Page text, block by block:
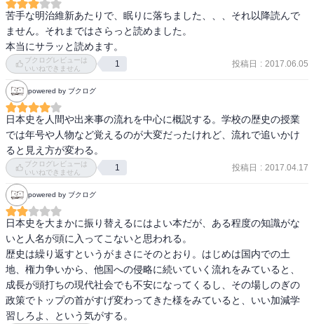
自分が学生時代に習った歴史と、今の学生が習っている歴史には違
いがある。
例えば、「仁徳天皇陵」と習った古墳は、今は「大仙陵古墳(伝仁徳
天皇陵)」だったりする。(P33)
また、幕府が開かれたとする年も変わっていて、現在は諸説あるみ
たい。
鎌倉幕府 - Wikipedia
室町幕府 - Wikipedia
江戸幕府 - Wikipedia
本書では、幕府が開かれた年代は明記されておらず、源頼朝、徳川
家康が征夷大将軍に任ぜられた年が書かれているのみ。足利尊氏は
年すら書かれていない。その辺、ちゃんと断りを入れてもらった方
がわかりやすいと思うけど。
苦手な明治維新あたりで、眠りに落ちました、、、それ以降読んで
ません。それまではさらっと読めました。
本当にサラッと読めます。
ブクログレビューは
いいねできません
1 投稿日 : 2017.06.05
powered by ブクログ
日本史を人間や出来事の流れを中心に概説する。学校の歴史の授業
では年号や人物など覚えるのが大変だったけれど、流れで追いかけ
ると見え方が変わる。
ブクログレビューは
いいねできません
1 投稿日 : 2017.04.17
powered by ブクログ
日本史を大まかに振り替えるにはよい本だが、ある程度の知識がな
いと人名が頭に入ってこないと思われる。
歴史は繰り返すというがまさにそのとおり。はじめは国内での土
地、権力争いから、他国への侵略に続いていく流れをみていると、
成長が頭打ちの現代社会でも不安になってくるし、その場しのぎの
政策でトップの首がすげ変わってきた様をみていると、いい加減学
習しろよ、という気がする。